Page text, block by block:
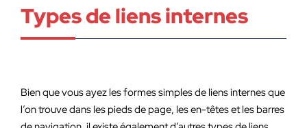
Types de liens internes
Bien que vous ayez les formes simples de liens internes que
l’on trouve dans les pieds de page, les en-têtes et les barres